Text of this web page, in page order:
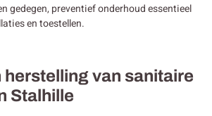
gedegen, preventief onderhoud essentieel
en toestellen.
herstelling van sanitaire
Stalhille